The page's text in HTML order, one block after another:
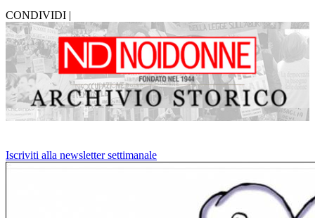
CONDIVIDI |
Iscriviti alla newsletter settimanale